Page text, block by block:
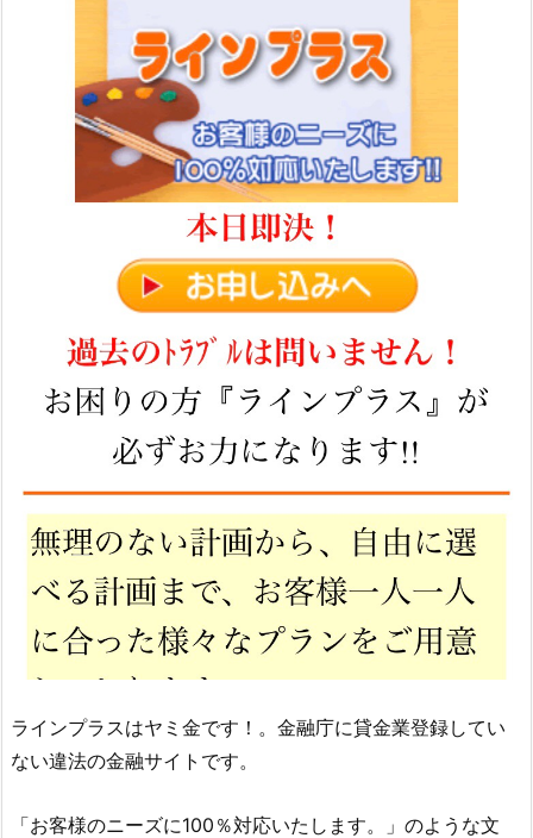
ラインプラスはヤミ金です！。金融庁に貸金業登録してい
ない違法の金融サイトです。
「お客様のニーズに100％対応いたします。」のような文